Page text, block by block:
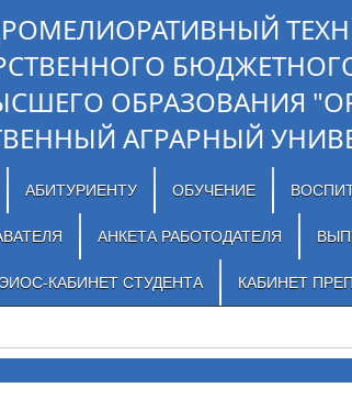
ОБРАЗОВАНИЯ
АГРАРНЫЙ
АБИТУРИЕНТУ ОБУЧЕНИЕ
АНКЕТА РАБОТОДАТЕЛЯ
ЭИОС-КАБИНЕТ СТУДЕНТА КАБИНЕТ